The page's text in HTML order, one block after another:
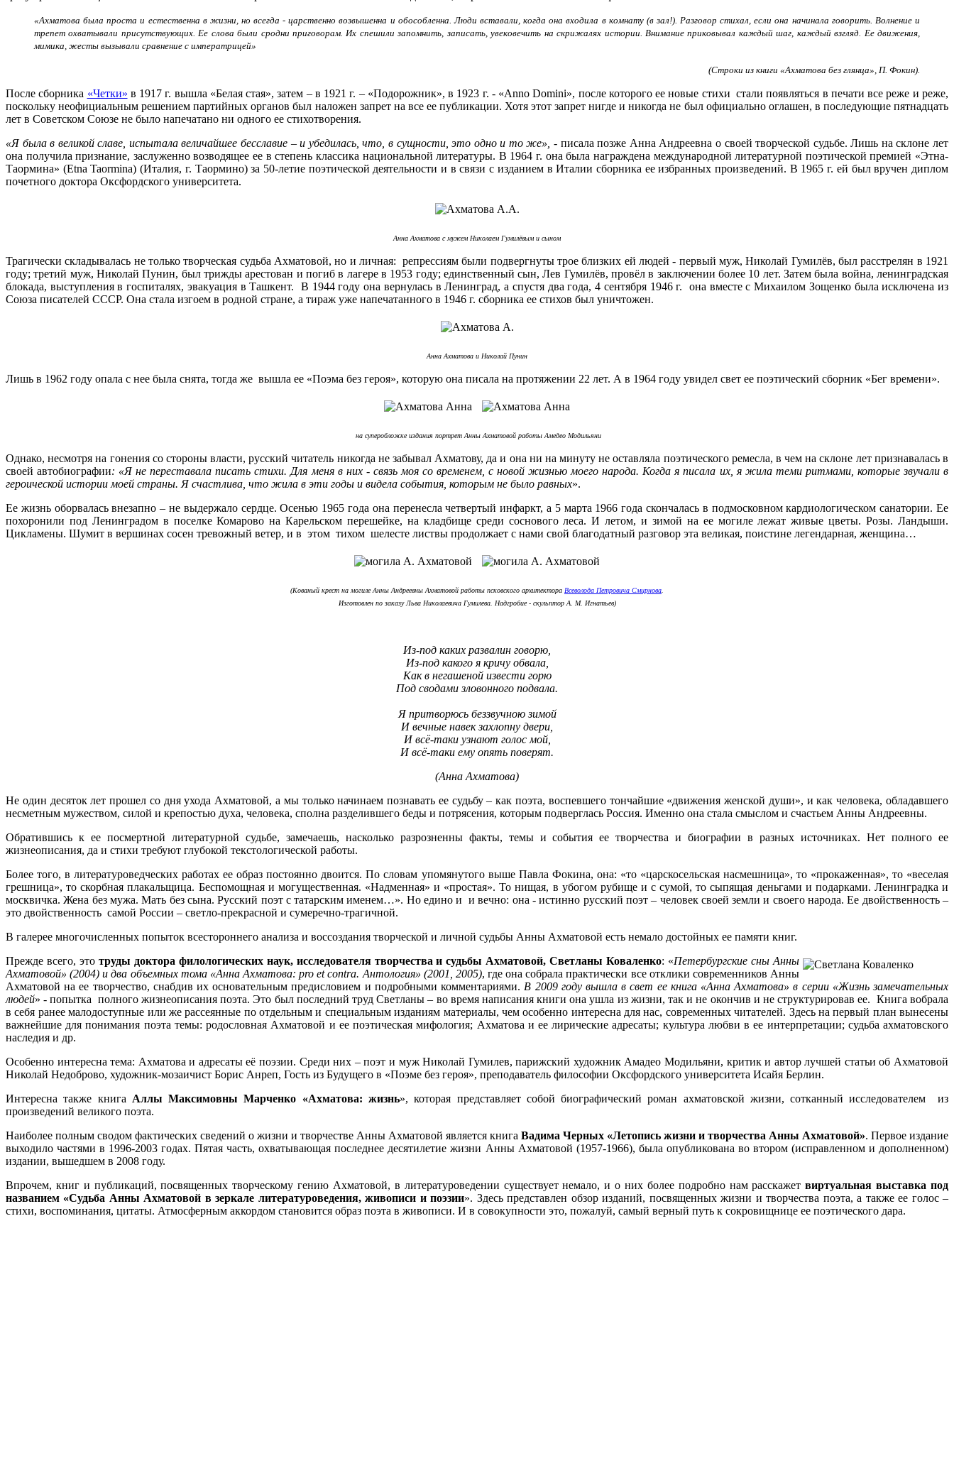
«Ахматова была проста и естественна в жизни, но всегда - царственно возвышенна и обособленна. Люди вставали, когда она входила в комнату (в зал!). Разговор стихал, если она начинала говорить. Волнение и
трепет охватывали присутствующих. Ее слова были сродни приговорам. Их спешили запомнить, записать, увековечить на скрижалях истории. Внимание приковывал каждый шаг, каждый взгляд. Ее движения,
мимика, жесты вызывали сравнение с императрицей»
(Строки из книги «Ахматова без глянца», П. Фокин).
После сборника «Четки» в 1917 г. вышла «Белая стая», затем – в 1921 г. – «Подорожник», в 1923 г. - «Anno Domini», после которого ее новые стихи стали появляться в печати все реже и реже,
поскольку неофициальным решением партийных органов был наложен запрет на все ее публикации. Хотя этот запрет нигде и никогда не был официально оглашен, в последующие пятнадцать
лет в Советском Союзе не было напечатано ни одного ее стихотворения.
«Я была в великой славе, испытала величайшее бесславие –и убедилась, что, в сущности, это одно и то же», - писала позже Анна Андреевна о своей творческой судьбе. Лишь на склоне лет
она получила признание, заслуженно возводящее ее в степень классика национальной литературы. В 1964 г. она была награждена международной литературной поэтической премией «Этна-
Таормина» (Etna Taormina) (Италия, г. Таормино) за 50-летие поэтической деятельности и в связи с изданием в Италии сборника ее избранных произведений. В 1965 г. ей был вручен диплом
почетного доктора Оксфордского университета.
Анна Ахматова с мужем Николаем Гумилёвым и сыном
Трагически складывалась не только творческая судьба Ахматовой, но и личная: репрессиям были подвергнуты трое близких ей людей - первый муж, Николай Гумилёв, был расстрелян в 1921
году; третий муж, Николай Пунин, был трижды арестован и погиб в лагере в 1953 году; единственный сын, Лев Гумилёв, провёл в заключении более 10 лет. Затем была война, ленинградская
блокада, выступления в госпиталях, эвакуация в Ташкент. В 1944 году она вернулась в Ленинград, а спустя два года, 4 сентября 1946 г. она вместе с Михаилом Зощенко была исключена из
Союза писателей СССР. Она стала изгоем в родной стране, а тираж уже напечатанного в 1946 г. сборника ее стихов был уничтожен.
Анна Ахматова и Николай Пунин
Лишь в 1962 году опала с нее была снята, тогда же вышла ее «Поэма без героя», которую она писала на протяжении 22 лет. А в 1964 году увидел свет ее поэтический сборник «Бег времени».
на суперобложке издания портрет Анны Ахматовой работы Амедео Модильяни
Однако, несмотря на гонения со стороны власти, русский читатель никогда не забывал Ахматову, да и она ни на минуту не оставляла поэтического ремесла, в чем на склоне лет признавалась в
своей автобиографии: «Я не переставала писать стихи. Для меня в них - связь моя со временем, с новой жизнью моего народа. Когда я писала их, я жила теми ритмами, которые звучали в
героической истории моей страны. Я счастлива, что жила в эти годы и видела события, которым не было равных».
Ее жизнь оборвалась внезапно – не выдержало сердце. Осенью 1965 года она перенесла четвертый инфаркт, а 5 марта 1966 года скончалась в подмосковном кардиологическом санатории. Ее
похоронили под Ленинградом в поселке Комарово на Карельском перешейке, на кладбище среди соснового леса. И летом, и зимой на ее могиле лежат живые цветы. Розы. Ландыши.
Цикламены. Шумит в вершинах сосен тревожный ветер, и в этом тихом шелесте листвы продолжает с нами свой благодатный разговор эта великая, поистине легендарная, женщина…
(Кованый крест на могиле Анны Андреевны Ахматовой работы псковского архитектора Всеволода Петровича Смирнова
Изготовлен по заказу Льва Николаевича Гумилева. Надгробие - скульптор А. М. Игнатьев)
Из-под каких развалин говорю,
Из-под какого я кричу обвала,
Как в негашеной извести горю
Под сводами зловонного подвала.
Я притворюсь беззвучною зимой
И вечные навек захлопну двери,
И всё-таки узнают голос мой,
И всё-таки ему опять поверят.
(Анна Ахматова)
Не один десяток лет прошел со дня ухода Ахматовой, а мы только начинаем познавать ее судьбу – как поэта, воспевшего тончайшие «движения женской души», и как человека, обладавшего
несметным мужеством, силой и крепостью духа, человека, сполна разделившего беды и потрясения, которым подверглась Россия. Именно она стала смыслом и счастьем Анны Андреевны.
Обратившись к ее посмертной литературной судьбе, замечаешь, насколько разрозненны факты, темы и события ее творчества и биографии в разных источниках. Нет полного ее
жизнеописания, да и стихи требуют глубокой текстологической работы.
Более того, в литературоведческих работах ее образ постоянно двоится. По словам упомянутого выше Павла Фокина, она: «то «царскосельская насмешница», то «прокаженная», то «веселая
грешница», то скорбная плакальщица. Беспомощная и могущественная. «Надменная» и «простая». То нищая, в убогом рубище и с сумой, то сыпящая деньгами и подарками. Ленинградка и
москвичка. Жена без мужа. Мать без сына. Русский поэт с татарским именем…». Но едино и и вечно: она - истинно русский поэт – человек своей земли и своего народа. Ее двойственность –
это двойственность самой России – светло-прекрасной и сумеречно-трагичной.
В галерее многочисленных попыток всестороннего анализа и воссоздания творческой и личной судьбы Анны Ахматовой есть немало достойных ее памяти книг.
Прежде всего, это труды доктора филологических наук, исследователя творчества и судьбы Ахматовой, Светланы Коваленко: «Петербургские сны Анны
Ахматовой» (2004) и два объемных тома «Анна Ахматова: pro et contra. Антология» (2001, 2005), где она собрала практически все отклики современников Анны
Ахматовой на ее творчество, снабдив их основательным предисловием и подробными комментариями. В 2009 году вышла в свет ее книга «Анна Ахматова» в серии «Жизнь замечательных
людей» - попытка полного жизнеописания поэта. Это был последний труд Светланы – во время написания книги она ушла из жизни, так и не окончив и не структурировав ее. Книга вобрала
в себя ранее малодоступные или же рассеянные по отдельным и специальным изданиям материалы, чем особенно интересна для нас, современных читателей. Здесь на первый план вынесены
важнейшие для понимания поэта темы: родословная Ахматовой и ее поэтическая мифология; Ахматова и ее лирические адресаты; культура любви в ее интерпретации; судьба ахматовского
наследия и др.
Особенно интересна тема: Ахматова и адресаты её поэзии. Среди них – поэт и муж Николай Гумилев, парижский художник Амадео Модильяни, критик и автор лучшей статьи об Ахматовой
Николай Недоброво, художник-мозаичист Борис Анреп, Гость из Будущего в «Поэме без героя», преподаватель философии Оксфордского университета Исайя Берлин.
Интересна также книга Аллы Максимовны Марченко «Ахматова: жизнь», которая представляет собой биографический роман ахматовской жизни, сотканный исследователем из
произведений великого поэта.
Наиболее полным сводом фактических сведений о жизни и творчестве Анны Ахматовой является книга Вадима Черных «Летопись жизни и творчества Анны Ахматовой». Первое издание
выходило частями в 1996-2003 годах. Пятая часть, охватывающая последнее десятилетие жизни Анны Ахматовой (1957-1966), была опубликована во втором (исправленном и дополненном)
издании, вышедшем в 2008 году.
Впрочем, книг и публикаций, посвященных творческому гению Ахматовой, в литературоведении существует немало, и о них более подробно нам расскажетвиртуальная выставка под
названием «Судьба Анны Ахматовой в зеркале литературоведения, живописи и поэзии». Здесь представлен обзор изданий, посвященных жизни и творчества поэта, а также ее голос –
стихи, воспоминания, цитаты. Атмосферным аккордом становится образ поэта в живописи. И в совокупности это, пожалуй, самый верный путь к сокровищнице ее поэтического дара.